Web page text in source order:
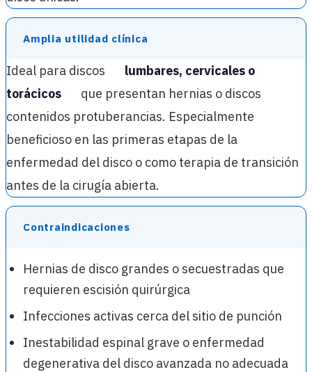
Amplia utilidad clínica
Ideal para discos
lumbares, cervicales o
torácicos
que presentan hernias o discos
contenidos protuberancias. Especialmente
beneficioso en las primeras etapas de la
enfermedad del disco o como terapia de transición
antes de la cirugía abierta.
Contraindicaciones
Hernias de disco grandes o secuestradas que
requieren escisión quirúrgica
Infecciones activas cerca del sitio de punción
Inestabilidad espinal grave o enfermedad
degenerativa del disco avanzada no adecuada